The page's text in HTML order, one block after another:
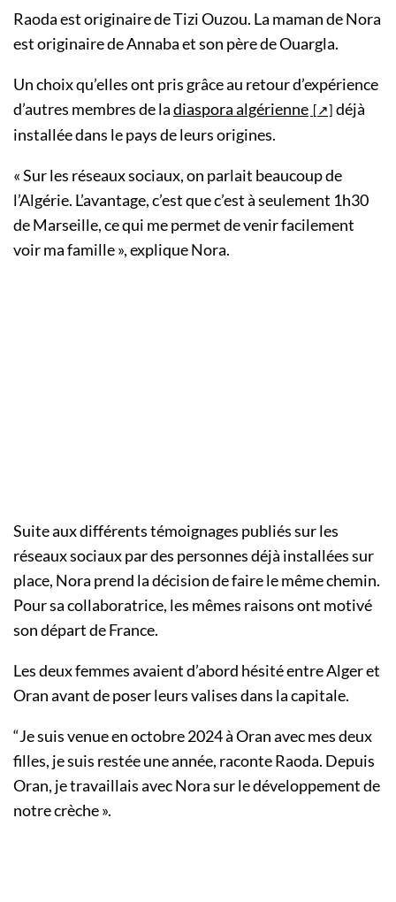
Raoda est originaire de Tizi Ouzou. La maman de Nora
est originaire de Annaba et son père de Ouargla.
Un choix qu’elles ont pris grâce au retour d’expérience
d’autres membres de ladiaspora algérienne
déjà
installée dans le pays de leurs origines.
« Sur les réseaux sociaux, on parlait beaucoup de
l’Algérie. L’avantage, c’est que c’est à seulement 1h30
de Marseille, ce qui me permet de venir facilement
voir ma famille », explique Nora.
Suite aux différents témoignages publiés sur les
réseaux sociaux par des personnes déjà installées sur
place, Nora prend la décision de faire le même chemin.
Pour sa collaboratrice, les mêmes raisons ont motivé
son départ de France.
Les deux femmes avaient d’abord hésité entre Alger et
Oran avant de poser leurs valises dans la capitale.
“Je suis venue en octobre 2024 à Oran avec mes deux
filles, je suis restée une année, raconte Raoda. Depuis
Oran, je travaillais avec Nora sur le développement de
notre crèche ».